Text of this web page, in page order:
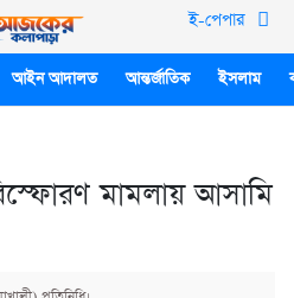
ই-পেপার
আইন আদালত আন্তর্জাতিক ইসলাম
মামলায় আসামি